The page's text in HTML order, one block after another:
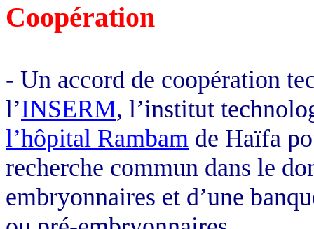
Coopération
- Un accord de coopération
l’INSERM, l’institut
l’hôpital Rambam de Haïfa
recherche commun dans le
embryonnaires et d’une